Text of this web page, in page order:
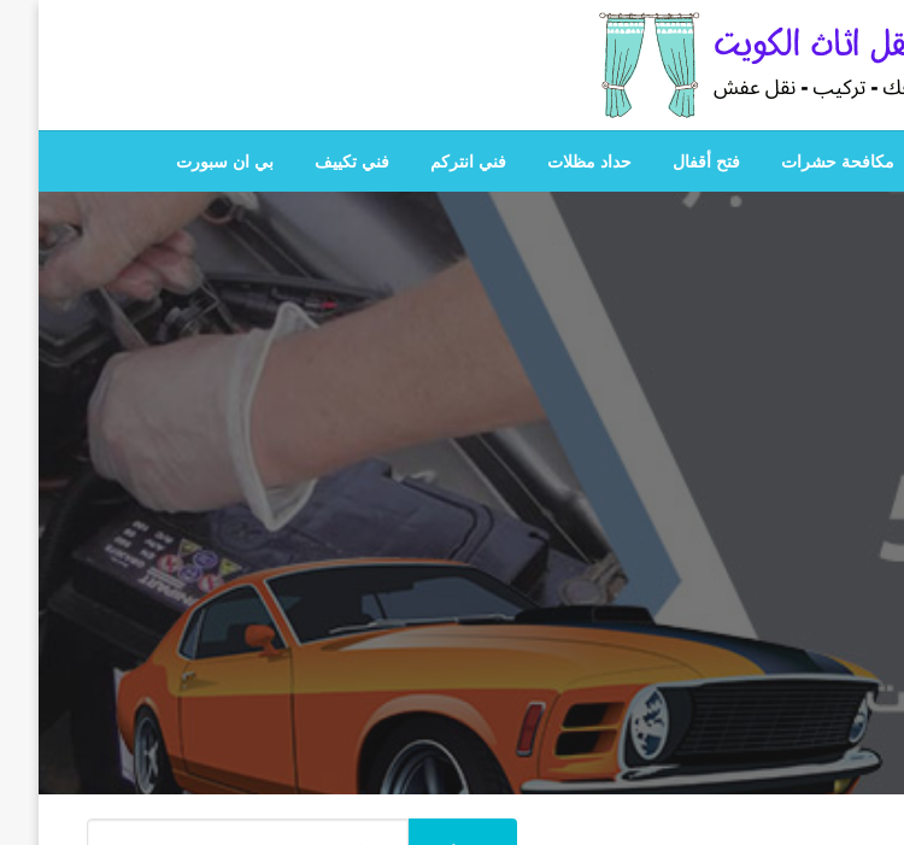
خدمات بالكويت؟ خدمة فك نقل تركيب صيانة تصليح جميع الخدمات المنزلية في الكويت
مكافحة حشرات فتح أقفال حداد مظلات فني انتركم فني تكييف بي ان سبورت